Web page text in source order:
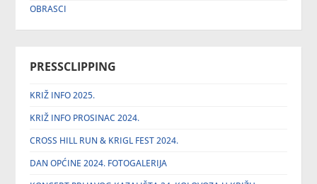
OBRASCI
PRESSCLIPPING
KRIŽ INFO 2025.
KRIŽ INFO PROSINAC 2024.
CROSS HILL RUN & KRIGL FEST 2024.
DAN OPĆINE 2024. FOTOGALERIJA